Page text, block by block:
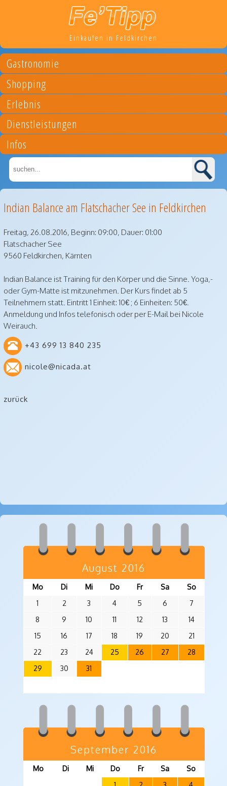
Einkaufen in Feldkirchen
Gastronomie
Shopping
Erlebnis
Dienstleistungen
Infos
Indian Balance am Flatschacher See in Feldkirchen
Freitag, 26.08.2016, Beginn: 09:00, Dauer: 01:00
Flatschacher See
9560 Feldkirchen, Kärnten
Indian Balance ist Training für den Körper und die Sinne. Yoga,-
oder Gym-Matte ist mitzunehmen. Der Kurs findet ab 5
Teilnehmern statt. Eintritt 1 Einheit: 10€ ; 6 Einheiten: 50€.
Anmeldung und Infos telefonisch oder per E-Mail bei Nicole
Weirauch.
+43 699 13 840 235
nicole@nicada.at
zurück
August 2016
Mo Di Mi Do Fr Sa
So
1
2 3 4 5 6
7
8
9 10 11 12 13
14
15
16 17 18 19 20
21
22
23 24 25 26 27
28
29
30 31
September 2016
Mo Di Mi Do Fr Sa
So